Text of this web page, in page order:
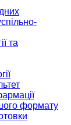
та
формату